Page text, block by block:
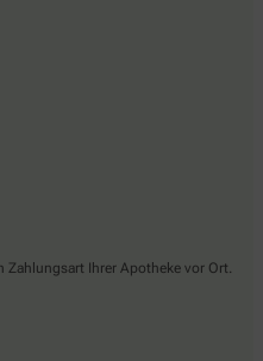
Zahlungsart Ihrer Apotheke vor Ort.